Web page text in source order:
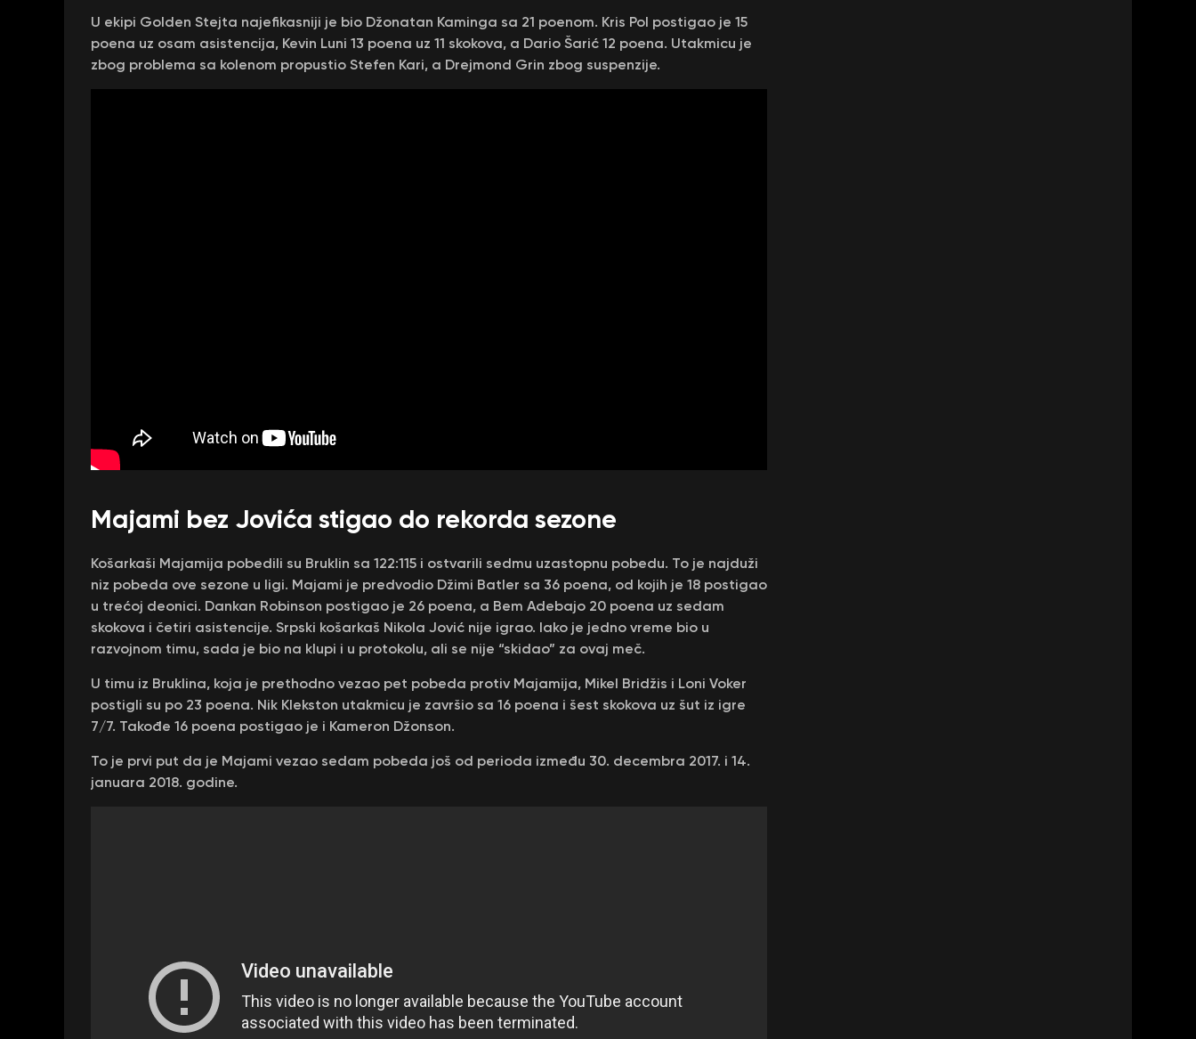
U ekipi Golden Stejta najefikasniji je bio Džonatan Kaminga sa 21 poenom. Kris Pol postigao je 15
poena uz osam asistencija, Kevin Luni 13 poena uz 11 skokova, a Dario Šarić 12 poena. Utakmicu je
zbog problema sa kolenom propustio Stefen Kari, a Drejmond Grin zbog suspenzije.
Majami bez Jovića stigao do rekorda sezone
Košarkaši Majamija pobedili su Bruklin sa 122:115 i ostvarili sedmu uzastopnu pobedu. To je najduži
niz pobeda ove sezone u ligi. Majami je predvodio Džimi Batler sa 36 poena, od kojih je 18 postigao
u trećoj deonici. Dankan Robinson postigao je 26 poena, a Bem Adebajo 20 poena uz sedam
skokova i četiri asistencije. Srpski košarkaš Nikola Jović nije igrao. Iako je jedno vreme bio u
razvojnom timu, sada je bio na klupi i u protokolu, ali se nije “skidao” za ovaj meč.
U timu iz Bruklina, koja je prethodno vezao pet pobeda protiv Majamija, Mikel Bridžis i Loni Voker
postigli su po 23 poena. Nik Klekston utakmicu je završio sa 16 poena i šest skokova uz šut iz igre
7/7. Takođe 16 poena postigao je i Kameron Džonson.
To je prvi put da je Majami vezao sedam pobeda još od perioda između 30. decembra 2017. i 14.
januara 2018. godine.